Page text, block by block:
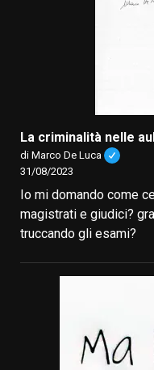
La criminalità nelle
di Marco De Luca
31/08/2023
Io mi domando come
magistrati e giudici?
truccando gli esami?